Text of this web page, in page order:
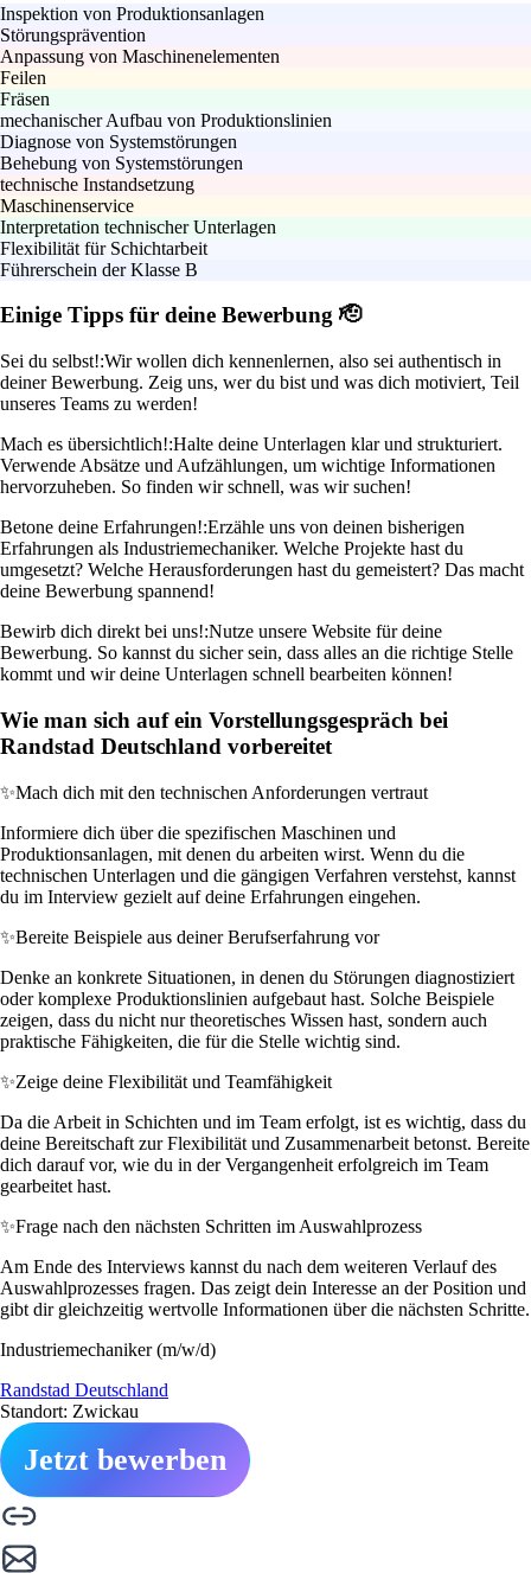
Inspektion von Produktionsanlagen
Störungsprävention
Anpassung von Maschinenelementen
Feilen
Fräsen
mechanischer Aufbau von Produktionslinien
Diagnose von Systemstörungen
Behebung von Systemstörungen
technische Instandsetzung
Maschinenservice
Interpretation technischer Unterlagen
Flexibilität für Schichtarbeit
Führerschein der Klasse B
Einige Tipps für deine Bewerbung 🫡
Sei du selbst!:Wir wollen dich kennenlernen, also sei authentisch in
deiner Bewerbung. Zeig uns, wer du bist und was dich motiviert, Teil
unseres Teams zu werden!
Mach es übersichtlich!:Halte deine Unterlagen klar und strukturiert.
Verwende Absätze und Aufzählungen, um wichtige Informationen
hervorzuheben. So finden wir schnell, was wir suchen!
Betone deine Erfahrungen!:Erzähle uns von deinen bisherigen
Erfahrungen als Industriemechaniker. Welche Projekte hast du
umgesetzt? Welche Herausforderungen hast du gemeistert? Das macht
deine Bewerbung spannend!
Bewirb dich direkt bei uns!:Nutze unsere Website für deine
Bewerbung. So kannst du sicher sein, dass alles an die richtige Stelle
kommt und wir deine Unterlagen schnell bearbeiten können!
Wie man sich auf ein Vorstellungsgespräch bei
Randstad Deutschland vorbereitet
✨Mach dich mit den technischen Anforderungen vertraut
Informiere dich über die spezifischen Maschinen und
Produktionsanlagen, mit denen du arbeiten wirst. Wenn du die
technischen Unterlagen und die gängigen Verfahren verstehst, kannst
du im Interview gezielt auf deine Erfahrungen eingehen.
✨Bereite Beispiele aus deiner Berufserfahrung vor
Denke an konkrete Situationen, in denen du Störungen diagnostiziert
oder komplexe Produktionslinien aufgebaut hast. Solche Beispiele
zeigen, dass du nicht nur theoretisches Wissen hast, sondern auch
praktische Fähigkeiten, die für die Stelle wichtig sind.
✨Zeige deine Flexibilität und Teamfähigkeit
Da die Arbeit in Schichten und im Team erfolgt, ist es wichtig, dass du
deine Bereitschaft zur Flexibilität und Zusammenarbeit betonst. Bereite
dich darauf vor, wie du in der Vergangenheit erfolgreich im Team
gearbeitet hast.
✨Frage nach den nächsten Schritten im Auswahlprozess
Am Ende des Interviews kannst du nach dem weiteren Verlauf des
Auswahlprozesses fragen. Das zeigt dein Interesse an der Position und
gibt dir gleichzeitig wertvolle Informationen über die nächsten Schritte.
Industriemechaniker (m/w/d)
Randstad Deutschland
Standort: Zwickau
Jetzt bewerben